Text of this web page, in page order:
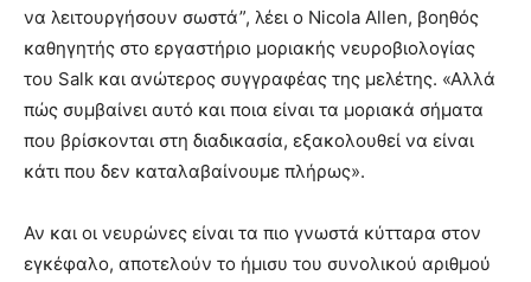
να λειτουργήσουν σωστά”, λέει ο Nicola Allen, βοηθός
καθηγητής στο εργαστήριο μοριακής νευροβιολογίας
του Salk και ανώτερος συγγραφέας της μελέτης. «Αλλά
πώς συμβαίνει αυτό και ποια είναι τα μοριακά σήματα
που βρίσκονται στη διαδικασία, εξακολουθεί να είναι
κάτι που δεν καταλαβαίνουμε πλήρως».
Αν και οι νευρώνες είναι τα πιο γνωστά κύτταρα στον
εγκέφαλο, αποτελούν το ήμισυ του συνολικού αριθμού